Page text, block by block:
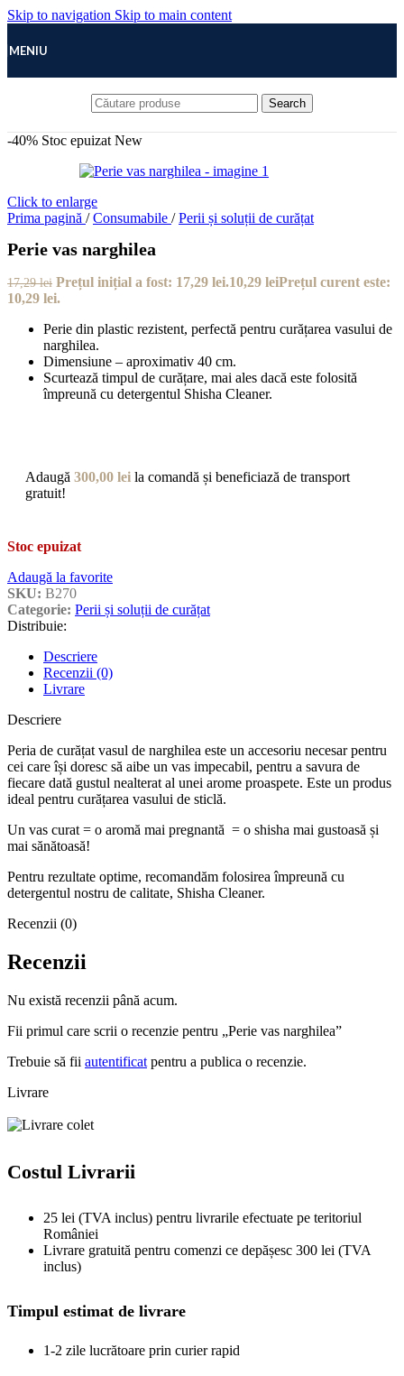
Skip to navigation Skip to main content
MENIU
Search
-40% Stoc epuizat New
Click to enlarge
Prima pagină / Consumabile / Perii și soluții de curățat
Perie vas narghilea
17,29lei Prețul inițial a fost: 17,29 lei.10,29 leiPrețul curent este:
10,29 lei.
Perie din plastic rezistent, perfectă pentru curățarea vasului de
narghilea.
Dimensiune – aproximativ 40 cm.
Scurtează timpul de curățare, mai ales dacă este folosită
împreună cu detergentul Shisha Cleaner.
Adaugă 300,00 lei la comandă și beneficiază de transport
gratuit!
Stoc epuizat
Adaugă la favorite
SKU: B270
Categorie: Perii și soluții de curățat
Distribuie:
Descriere
Recenzii (0)
Livrare
Descriere
Peria de curățat vasul de narghilea este un accesoriu necesar pentru
cei care își doresc să aibe un vas impecabil, pentru a savura de
fiecare dată gustul nealterat al unei arome proaspete. Este un produs
ideal pentru curățarea vasului de sticlă.
Un vas curat = o aromă mai pregnantă = o shisha mai gustoasă și
mai sănătoasă!
Pentru rezultate optime, recomandăm folosirea împreună cu
detergentul nostru de calitate, Shisha Cleaner.
Recenzii (0)
Recenzii
Nu există recenzii până acum.
Fii primul care scrii o recenzie pentru „Perie vas narghilea”
Trebuie să fii autentificat pentru a publica o recenzie.
Livrare
Costul Livrarii
25 lei (TVA inclus) pentru livrarile efectuate pe teritoriul
României
Livrare gratuită pentru comenzi ce depășesc 300 lei (TVA
inclus)
Timpul estimat de livrare
1-2 zile lucrătoare prin curier rapid